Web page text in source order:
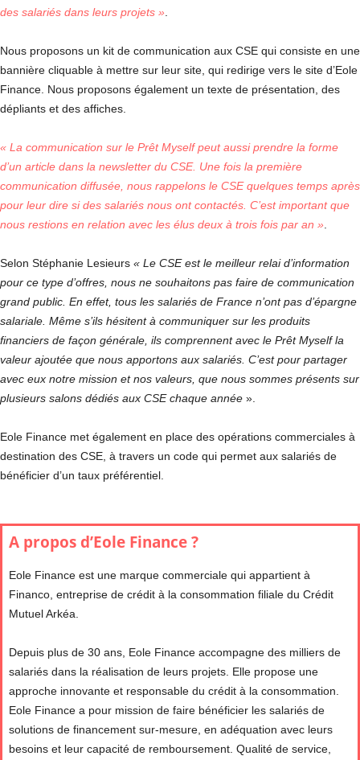
des salariés dans leurs projets »
Nous proposons un kit de communication aux CSE qui consiste en une
bannière cliquable à mettre sur leur site, qui redirige vers le site d’Eole
Finance. Nous proposons également un texte de présentation, des
dépliants et des affiches.
« La communication sur le Prêt Myself peut aussi prendre la forme
d’un article dans la newsletter du CSE. Une fois la première
communication diffusée, nous rappelons le CSE quelques temps après
pour leur dire si des salariés nous ont contactés. C’est important que
nous restions en relation avec les élus deux à trois fois par an »
Selon Stéphanie Lesieurs « Le CSE est le meilleur relai d’information
pour ce type d’offres, nous ne souhaitons pas faire de communication
grand public. En effet, tous les salariés de France n’ont pas d’épargne
salariale. Même s’ils hésitent à communiquer sur les produits
financiers de façon générale, ils comprennent avec le Prêt Myself la
valeur ajoutée que nous apportons aux salariés. C’est pour partager
avec eux notre mission et nos valeurs, que nous sommes présents sur
plusieurs salons dédiés aux CSE chaque année ».
Eole Finance met également en place des opérations commerciales à
destination des CSE, à travers un code qui permet aux salariés de
bénéficier d’un taux préférentiel.
A propos d’Eole Finance ?
Eole Finance est une marque commerciale qui appartient à
Financo, entreprise de crédit à la consommation filiale du Crédit
Mutuel Arkéa.
Depuis plus de 30 ans, Eole Finance accompagne des milliers de
salariés dans la réalisation de leurs projets. Elle propose une
approche innovante et responsable du crédit à la consommation.
Eole Finance a pour mission de faire bénéficier les salariés de
solutions de financement sur-mesure, en adéquation avec leurs
besoins et leur capacité de remboursement. Qualité de service,